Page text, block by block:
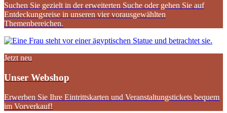
Suchen Sie gezielt in der erweiterten Suche oder gehen Sie auf
Entdeckungsreise in unseren vier vorausgewählten
Themenbereichen.
Jetzt neu
Unser Webshop
Erwerben Sie Ihre Eintrittskarten und Veranstaltungstickets bequem
im Vorverkauf!